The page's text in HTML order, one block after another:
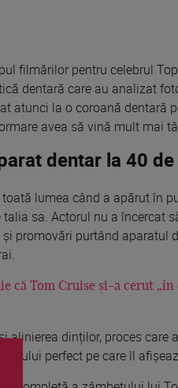
filmărilor pentru celebrul
dentară care au analizat
atunci la o coroană dentară
avea să vină mult mai
dentar la 40 de
lumea când a apărut în
sa. Actorul nu a încercat
promovări purtând aparatul
că Tom Cruise și-a cerut
alinierea dinților, proces care
perfect pe care îl